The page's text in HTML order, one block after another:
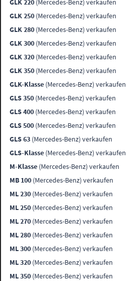
GLK 220 (Mercedes-Benz) verkaufen
GLK 250 (Mercedes-Benz) verkaufen
GLK 280 (Mercedes-Benz) verkaufen
GLK 300 (Mercedes-Benz) verkaufen
GLK 320 (Mercedes-Benz) verkaufen
GLK 350 (Mercedes-Benz) verkaufen
GLK-Klasse (Mercedes-Benz) verkaufen
GLS 350 (Mercedes-Benz) verkaufen
GLS 400 (Mercedes-Benz) verkaufen
GLS 500 (Mercedes-Benz) verkaufen
GLS 63 (Mercedes-Benz) verkaufen
GLS-Klasse (Mercedes-Benz) verkaufen
M-Klasse (Mercedes-Benz) verkaufen
MB 100 (Mercedes-Benz) verkaufen
ML 230 (Mercedes-Benz) verkaufen
ML 250 (Mercedes-Benz) verkaufen
ML 270 (Mercedes-Benz) verkaufen
ML 280 (Mercedes-Benz) verkaufen
ML 300 (Mercedes-Benz) verkaufen
ML 320 (Mercedes-Benz) verkaufen
ML 350 (Mercedes-Benz) verkaufen